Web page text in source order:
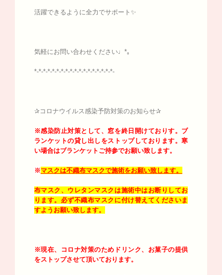
活躍できるように全力でサポート✨
気軽にお問い合わせください♩*｡
*-*-*-*-*-*-*-*-*-*-*-*-*-*-*-*-*-*-
✰コロナウイルス感染予防対策のお知らせ✰
※感染防止対策として、窓を終日開けておりす。 ブ
ランケットの貸し出しをストップしております。寒
い場合はブランケットご持参でお願い致します。
※マスクは不織布マスクで施術をお願い致します。
布マスク、ウレタンマスクは施術中はお断りしてお
ります。必ず不織布マスクに付け替えてくださいま
すようお願い致します。
※現在、コロナ対策のためドリンク、お菓子の提供
をストップさせて頂いております。